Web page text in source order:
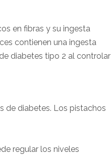
en fibras y su ingesta
contienen una ingesta
diabetes tipo 2 al controlar
de diabetes. Los pistachos
regular los niveles